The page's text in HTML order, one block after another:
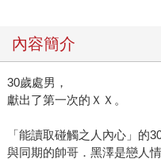
內容簡介
30歲處男，
獻出了第一次的ＸＸ。
「能讀取碰觸之人內心」的
與同期的帥哥．黑澤是戀人情